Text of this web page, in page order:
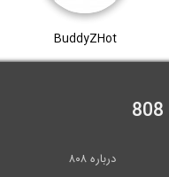
BuddyZHot
درباره ۸۰۸